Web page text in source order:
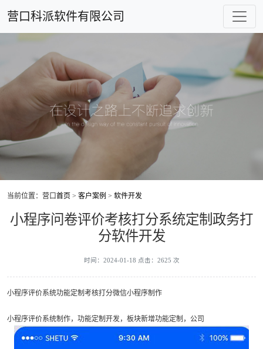
营口科派软件有限公司
当前位置：营口首页 > 客户案例 > 软件开发
小程序问卷评价考核打分系统定制政务打
分软件开发
时间：2024-01-18 点击：2625 次
小程序评价系统功能定制考核打分微信小程序制作
小程序评价系统制作，功能定制开发，板块新增功能定制，公司